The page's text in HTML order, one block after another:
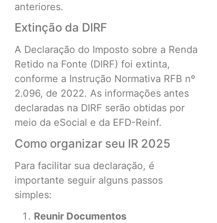
anteriores.
Extinção da DIRF
A Declaração do Imposto sobre a Renda
Retido na Fonte (DIRF) foi extinta,
conforme a Instrução Normativa RFB nº
2.096, de 2022. As informações antes
declaradas na DIRF serão obtidas por
meio da eSocial e da EFD-Reinf.
Como organizar seu IR 2025
Para facilitar sua declaração, é
importante seguir alguns passos
simples:
Reunir Documentos